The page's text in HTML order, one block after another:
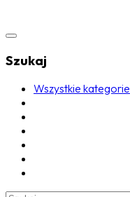
Szukaj
Wszystkie kategorie